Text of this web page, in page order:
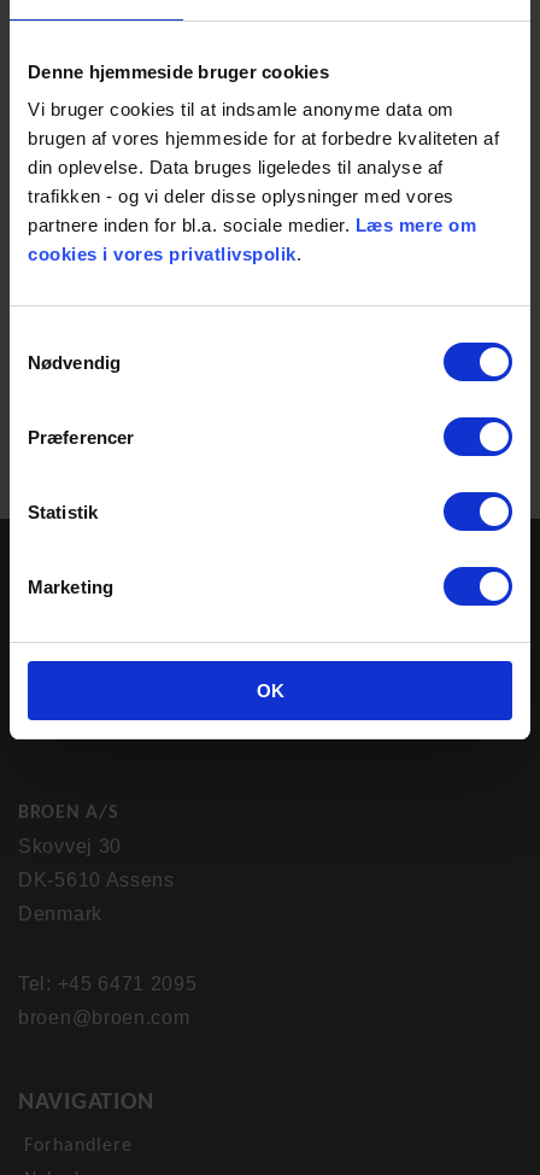
Denne hjemmeside bruger cookies
Vi bruger cookies til at indsamle anonyme data om
brugen af vores hjemmeside for at forbedre kvaliteten af
din oplevelse. Data bruges ligeledes til analyse af
trafikken - og vi deler disse oplysninger med vores
partnere inden for bl.a. sociale medier. Læs mere om
cookies i vores privatlivspolik.
Nødvendig
Præferencer
Statistik
Marketing
OK
kuldeisolering, kan også bestilles.
BROEN har i mere end 70 år været førende indenfor udvikling
og produktion af pålidelig og intelligent ventilteknologi til
til VVS-, fjernvarme og køl-, naturgas-, marine- og
energisektoren.
https://www.broen.dk/produkter/broen-full-flow/broen-full-
NAVIGATION
Forhandlere
BROEN A/S
Skovvej 30
DK-5610 Assens
Denmark
Tel: +45 6471 2095
broen@broen.com